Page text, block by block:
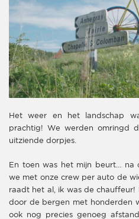
Het weer en het landschap
prachtig! We werden omringd
uitziende dorpjes.
En toen was het mijn beurt…
we met onze crew per auto de
raadt het al, ik was de chauffeur!
door de bergen met honderden
ook nog precies genoeg